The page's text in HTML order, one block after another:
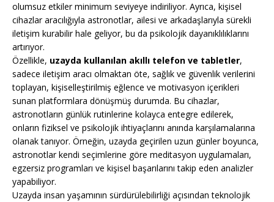
olumsuz etkiler minimum seviyeye indiriliyor. Ayrıca, kişisel
cihazlar aracılığıyla astronotlar, ailesi ve arkadaşlarıyla sürekli
iletişim kurabilir hale geliyor, bu da psikolojik dayanıklılıklarını
artırıyor.
Özellikle, uzayda kullanılan akıllı telefon ve tabletler,
sadece iletişim aracı olmaktan öte, sağlık ve güvenlik verilerini
toplayan, kişiselleştirilmiş eğlence ve motivasyon içerikleri
sunan platformlara dönüşmüş durumda. Bu cihazlar,
astronotların günlük rutinlerine kolayca entegre edilerek,
onların fiziksel ve psikolojik ihtiyaçlarını anında karşılamalarına
olanak tanıyor. Örneğin, uzayda geçirilen uzun günler boyunca,
astronotlar kendi seçimlerine göre meditasyon uygulamaları,
egzersiz programları ve kişisel başarılarını takip eden analizler
yapabiliyor.
Uzayda insan yaşamının sürdürülebilirliği açısından teknolojik